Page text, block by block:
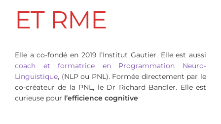
ET RME
Elle a co-fondé en 2019 l’Institut Gautier. Elle est aussi
coach et formatrice en Programmation Neuro-
Linguistique, (NLP ou PNL). Formée directement par le
co-créateur de la PNL, le Dr Richard Bandler. Elle est
curieuse pour l’efficience cognitive